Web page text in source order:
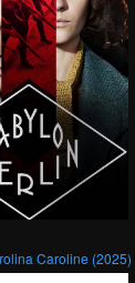
Caroline (2025)